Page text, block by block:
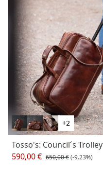
+2
Tosso's: Council´s Trolley
590,00 € 650,00 €(-9.23%)